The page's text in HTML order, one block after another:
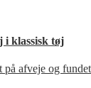
i klassisk tøj
afveje og